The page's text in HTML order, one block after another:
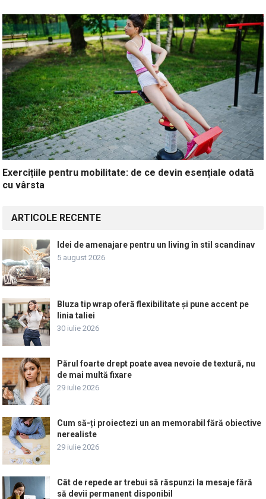
Exercițiile pentru mobilitate: de ce devin esențiale odată
cu vârsta
ARTICOLE RECENTE
Idei de amenajare pentru un living în stil scandinav
5 august 2026
Bluza tip wrap oferă flexibilitate și pune accent pe
linia taliei
30 iulie 2026
Părul foarte drept poate avea nevoie de textură, nu
de mai multă fixare
29 iulie 2026
Cum să-ți proiectezi un an memorabil fără obiective
nerealiste
29 iulie 2026
Cât de repede ar trebui să răspunzi la mesaje fără
să devii permanent disponibil